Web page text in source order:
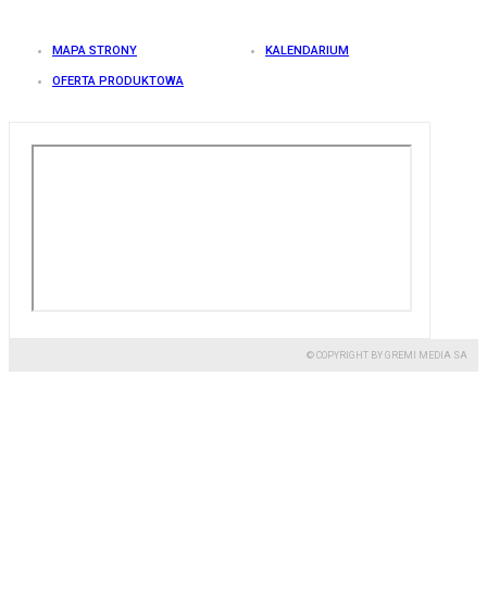
MAPA STRONY KALENDARIUM
OFERTA PRODUKTOWA
© COPYRIGHT BY GREMI MEDIA SA